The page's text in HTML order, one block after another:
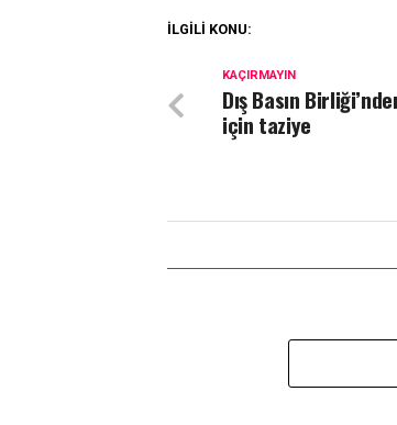
İLGİLİ KONU:
KAÇIRMAYIN
Dış Basın
için taziye